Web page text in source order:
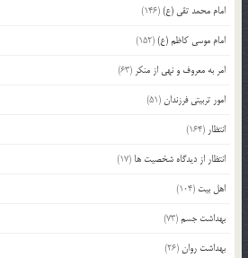
امام محمد تقی (ع)(146)
امام موسی کاظم (ع)(152)
امر به معروف و نهی از منکر (63)
امور تربیتی فرزندان(51)
انتظار (164)
انتظار از دیدگاه شخصیت ها (17)
اهل بیت (104)
بهداشت جسم(73)
بهداشت روان(26)